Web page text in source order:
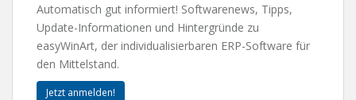
Automatisch gut informiert! Softwarenews, Tipps,
Update-Informationen und Hintergründe zu
easyWinArt, der individualisierbaren ERP-Software für
den Mittelstand.
Jetzt anmelden!